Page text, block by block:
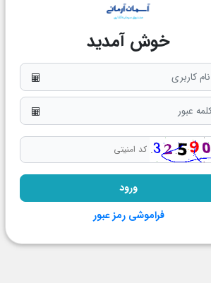
خوش آمدید
فراموشی رمز عبور